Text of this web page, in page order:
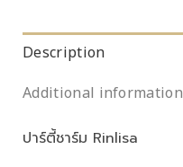
Description
Additional information
ปาร์ตี้ชาร์ม Rinlisa